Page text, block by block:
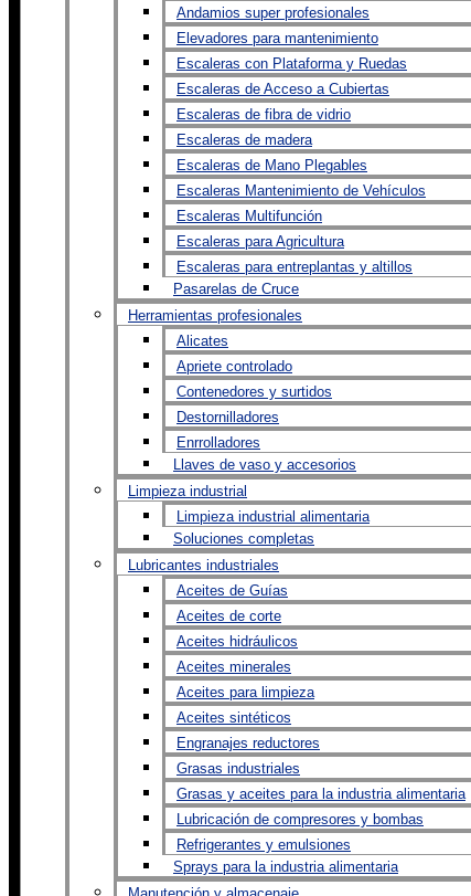
Andamios super profesionales
Elevadores para mantenimiento
Escaleras con Plataforma y Ruedas
Escaleras de Acceso a Cubiertas
Escaleras de fibra de vidrio
Escaleras de madera
Escaleras de Mano Plegables
Escaleras Mantenimiento de Vehículos
Escaleras Multifunción
Escaleras para Agricultura
Escaleras para entreplantas y altillos
Pasarelas de Cruce
Herramientas profesionales
Alicates
Apriete controlado
Contenedores y surtidos
Destornilladores
Enrrolladores
Llaves de vaso y accesorios
Limpieza industrial
Limpieza industrial alimentaria
Soluciones completas
Lubricantes industriales
Aceites de Guías
Aceites de corte
Aceites hidráulicos
Aceites minerales
Aceites para limpieza
Aceites sintéticos
Engranajes reductores
Grasas industriales
Grasas y aceites para la industria alimentaria
Lubricación de compresores y bombas
Refrigerantes y emulsiones
Sprays para la industria alimentaria